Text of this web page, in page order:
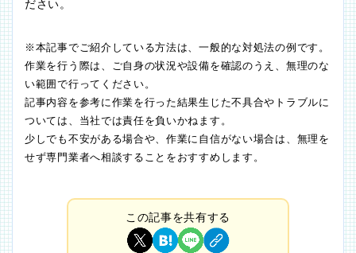
ださい。
※本記事でご紹介している方法は、一般的な対処法の例です。
作業を行う際は、ご自身の状況や設備を確認のうえ、無理のな
い範囲で行ってください。
記事内容を参考に作業を行った結果生じた不具合やトラブルに
ついては、当社では責任を負いかねます。
少しでも不安がある場合や、作業に自信がない場合は、無理を
せず専門業者へ相談することをおすすめします。
この記事を共有する